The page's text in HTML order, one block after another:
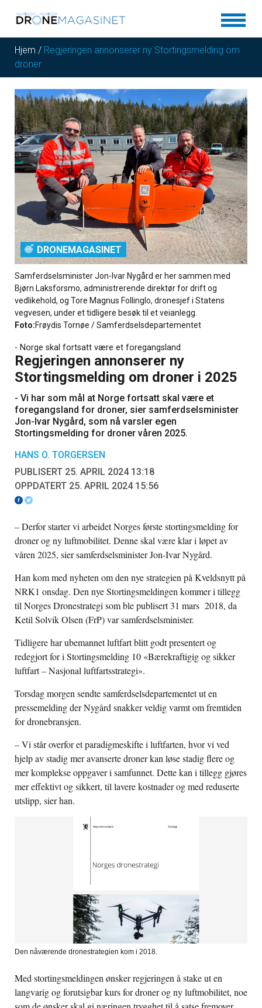
Hjem / Regjeringen annonserer ny Stortingsmelding om
droner
DRONEMAGASINET
Samferdselsminister Jon-Ivar Nygård er her sammen med
Bjørn Laksforsmo, administrerende direktør for drift og
vedlikehold, og Tore Magnus Follinglo, dronesjef i Statens
vegvesen, under et tidligere besøk til et veianlegg.
Foto:Frøydis Tornøe / Samferdselsdepartementet
- Norge skal fortsatt være et foregangsland
Regjeringen annonserer ny
Stortingsmelding om droner i 2025
- Vi har som mål at Norge fortsatt skal være et
foregangsland for droner, sier samferdselsminister
Jon-Ivar Nygård, som nå varsler egen
Stortingsmelding for droner våren 2025.
HANS O. TORGERSEN
PUBLISERT 25. APRIL 2024 13:18
OPPDATERT 25. APRIL 2024 15:56
– Derfor starter vi arbeidet Norges første stortingsmelding for
droner og ny luftmobilitet. Denne skal være klar i løpet av
våren 2025, sier samferdselsminister Jon-Ivar Nygård.
Han kom med nyheten om den nye strategien på Kveldsnytt på
NRK1 onsdag. Den nye Stortingsmeldingen kommer i tillegg
til Norges Dronestrategi som ble publisert 31 mars 2018, da
Ketil Solvik Olsen (FrP) var samferdselsminister.
Tidligere har ubemannet luftfart blitt godt presentert og
redegjort for i Stortingsmelding 10 «Bærekraftigig og sikker
luftfart – Nasjonal luftfartsstrategi».
Torsdag morgen sendte samferdselsdepartementet ut en
pressemelding der Nygård snakker veldig varmt om fremtiden
for dronebransjen.
– Vi står overfor et paradigmeskifte i luftfarten, hvor vi ved
hjelp av stadig mer avanserte droner kan løse stadig flere og
mer komplekse oppgaver i samfunnet. Dette kan i tillegg gjøres
mer effektivt og sikkert, til lavere kostnader og med reduserte
utslipp, sier han.
Den nåværende dronestrategien kom i 2018.
Med stortingsmeldingen ønsker regjeringen å stake ut en
langvarig og forutsigbar kurs for droner og ny luftmobilitet, noe